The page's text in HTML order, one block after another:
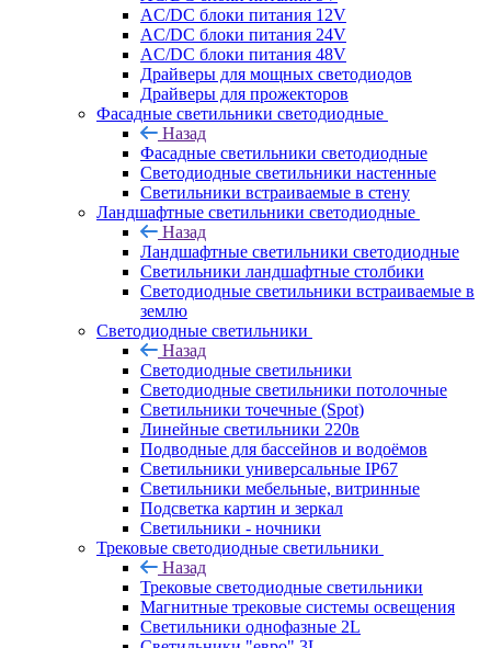
AC/DC блоки питания 12V
AC/DC блоки питания 24V
AC/DC блоки питания 48V
Драйверы для мощных светодиодов
Драйверы для прожекторов
Фасадные светильники светодиодные
Назад
Фасадные светильники светодиодные
Светодиодные светильники настенные
Светильники встраиваемые в стену
Ландшафтные светильники светодиодные
Назад
Ландшафтные светильники светодиодные
Светильники ландшафтные столбики
Светодиодные светильники встраиваемые в
землю
Светодиодные светильники
Назад
Светодиодные светильники
Светодиодные светильники потолочные
Светильники точечные (Spot)
Линейные светильники 220в
Подводные для бассейнов и водоёмов
Светильники универсальные IP67
Светильники мебельные, витринные
Подсветка картин и зеркал
Светильники - ночники
Трековые светодиодные светильники
Назад
Трековые светодиодные светильники
Магнитные трековые системы освещения
Светильники однофазные 2L